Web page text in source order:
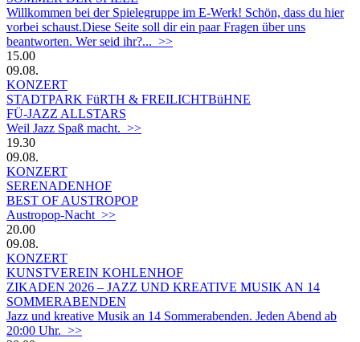
Willkommen bei der Spielegruppe im E-Werk! Schön, dass du hier
vorbei schaust.Diese Seite soll dir ein paar Fragen über uns
beantworten. Wer seid ihr?... >>
15.00
09.08.
KONZERT
STADTPARK FüRTH & FREILICHTBüHNE
FÜ-JAZZ ALLSTARS
Weil Jazz Spaß macht. >>
19.30
09.08.
KONZERT
SERENADENHOF
BEST OF AUSTROPOP
Austropop-Nacht >>
20.00
09.08.
KONZERT
KUNSTVEREIN KOHLENHOF
ZIKADEN 2026 – JAZZ UND KREATIVE MUSIK AN 14
SOMMERABENDEN
Jazz und kreative Musik an 14 Sommerabenden. Jeden Abend ab
20:00 Uhr. >>